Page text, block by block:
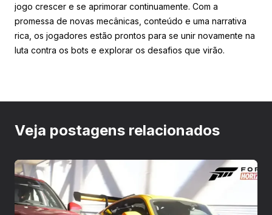
jogo crescer e se aprimorar continuamente. Com a
promessa de novas mecânicas, conteúdo e uma narrativa
rica, os jogadores estão prontos para se unir novamente na
luta contra os bots e explorar os desafios que virão.
Veja postagens relacionados